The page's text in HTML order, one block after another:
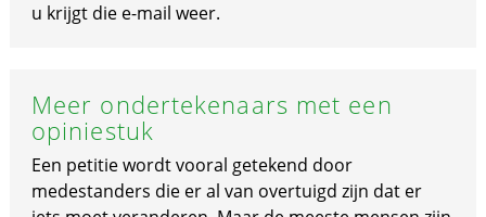
u krijgt die e-mail weer.
Meer ondertekenaars met een
opiniestuk
Een petitie wordt vooral getekend door
medestanders die er al van overtuigd zijn dat er